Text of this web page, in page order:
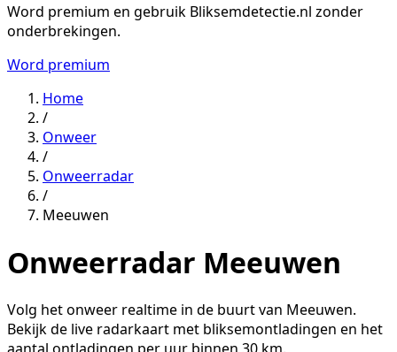
Word premium en gebruik Bliksemdetectie.nl zonder
onderbrekingen.
Word premium
Home
/
Onweer
/
Onweerradar
/
Meeuwen
Onweerradar Meeuwen
Volg het onweer realtime in de buurt van Meeuwen.
Bekijk de live radarkaart met bliksemontladingen en het